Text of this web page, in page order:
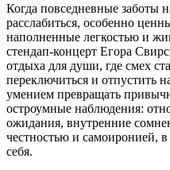
Когда повседневные заботы
расслабиться, особенно
наполненные легкостью и
стендап-концерт Егора
отдыха для души, где смех
переключиться и отпустить
умением превращать
остроумные наблюдения:
ожидания, внутренние
честностью и самоиронией,
себя.